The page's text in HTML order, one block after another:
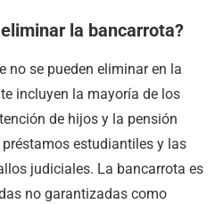
la bancarrota?
no se pueden eliminar en la
incluyen la mayoría de los
de hijos y la pensión
estudiantiles y las
judiciales. La bancarrota es
no garantizadas como